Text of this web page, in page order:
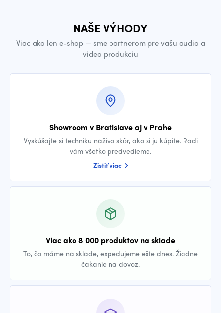
NAŠE VÝHODY
Viac ako len e-shop — sme partnerom pre vašu audio a
video produkciu
Showroom v Bratislave aj v Prahe
Vyskúšajte si techniku naživo skôr, ako si ju kúpite. Radi
vám všetko predvedieme.
Zistiť viac
Viac ako 8 000 produktov na sklade
To, čo máme na sklade, expedujeme ešte dnes. Žiadne
čakanie na dovoz.